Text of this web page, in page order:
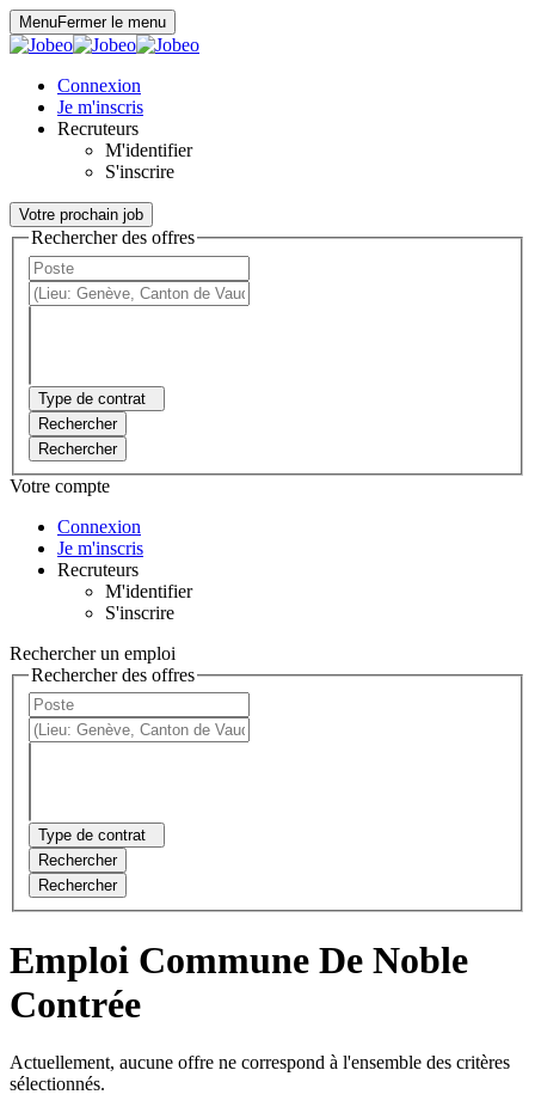
MenuFermer le menu
Connexion
Je m'inscris
Recruteurs
M'identifier
S'inscrire
Votre prochain job
Rechercher des offres
Type de contrat
Rechercher
Rechercher
Votre compte
Connexion
Je m'inscris
Recruteurs
M'identifier
S'inscrire
Rechercher un emploi
Rechercher des offres
Type de contrat
Rechercher
Rechercher
Emploi Commune De Noble
Contrée
Actuellement, aucune offre ne correspond à l'ensemble des critères
sélectionnés.
Panneau de gestion des cookies